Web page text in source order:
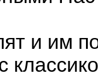
и им